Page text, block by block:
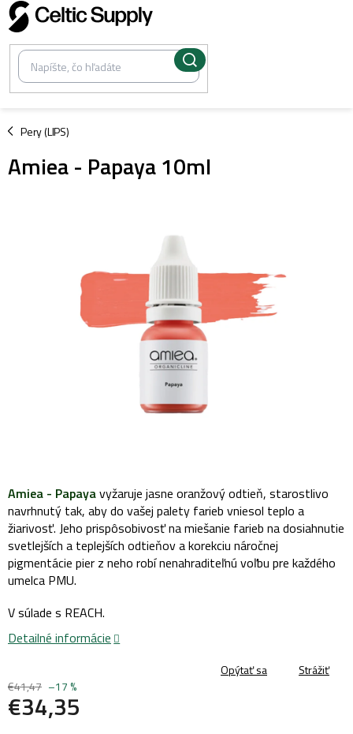
Prejsť
na
obsah
Pery (LIPS)
/
Amiea - Papaya 10ml
€41,47 –17 %
€34,35
Amiea - Papayavyžaruje jasne oranžový odtieň, starostlivo
navrhnutý tak, aby do vašej palety farieb vniesol teplo a
žiarivosť. Jeho prispôsobivosť na miešanie farieb na dosiahnutie
svetlejších a teplejších odtieňov a korekciu náročnej
pigmentácie pier z neho robí nenahraditeľnú voľbu pre každého
umelca PMU.
V súlade s REACH.
Detailné informácie
Opýtať sa Strážiť